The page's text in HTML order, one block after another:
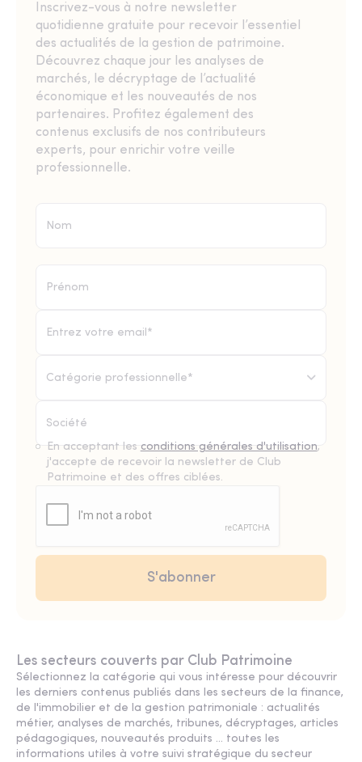
Inscrivez-vous à notre newsletter
quotidienne gratuite pour recevoir l’essentiel
des actualités de la gestion de patrimoine.
Découvrez chaque jour les analyses de
marchés, le décryptage de l’actualité
économique et les nouveautés de nos
partenaires. Profitez également des
contenus exclusifs de nos contributeurs
experts, pour enrichir votre veille
professionnelle.
Catégorie professionnelle*
En acceptant les conditions générales d'utilisation,
j'accepte de recevoir la newsletter de Club
Patrimoine et des offres ciblées.
Les secteurs couverts par Club Patrimoine
Sélectionnez la catégorie qui vous intéresse pour découvrir
les derniers contenus publiés dans les secteurs de la finance,
de l'immobilier et de la gestion patrimoniale : actualités
métier, analyses de marchés, tribunes, décryptages, articles
pédagogiques, nouveautés produits ... toutes les
informations utiles à votre suivi stratégique du secteur